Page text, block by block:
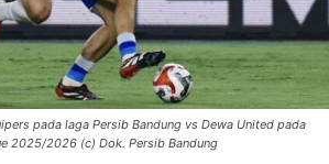
pada laga Persib Bandung vs Dewa United pada
2025/2026 (c) Dok. Persib Bandung